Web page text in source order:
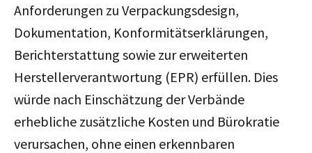
Anforderungen zu Verpackungsdesign,
Dokumentation, Konformitätserklärungen,
Berichterstattung sowie zur erweiterten
Herstellerverantwortung (EPR) erfüllen. Dies
würde nach Einschätzung der Verbände
erhebliche zusätzliche Kosten und Bürokratie
verursachen, ohne einen erkennbaren